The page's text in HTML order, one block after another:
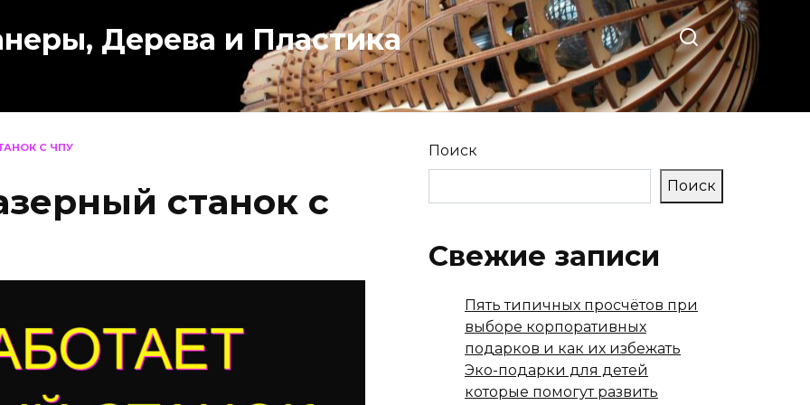
Дерева и Пластика
С ЧПУ
станок с
Поиск
Поиск
Свежие записи
Пять типичных просчётов при
выборе корпоративных
подарков и как их избежать
Эко-подарки для детей
которые помогут развить